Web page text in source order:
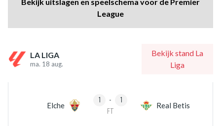
League
LA LIGA
ma. 18 aug.
Bekijk stand La
Liga
Elche 1 -
1
FT
Real Betis